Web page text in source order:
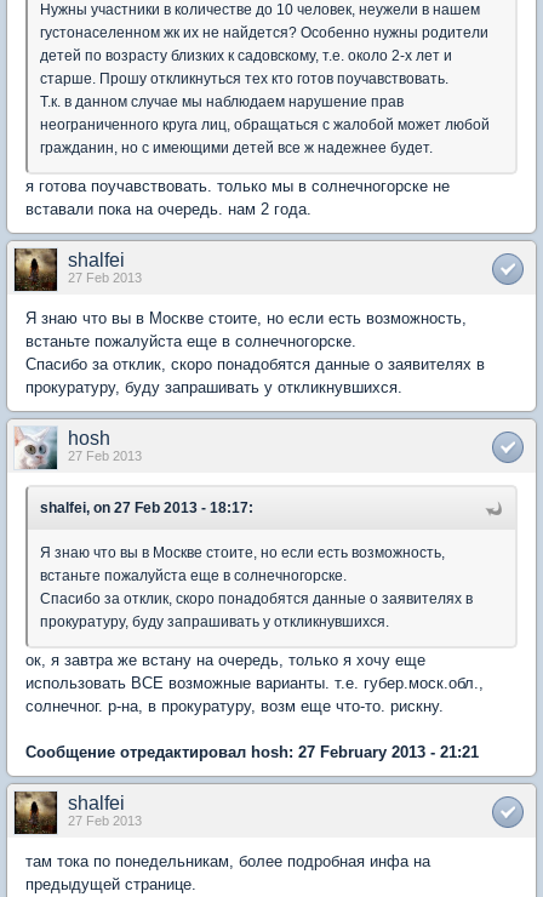
Нужны участники в количестве до 10 человек, неужели в нашем
густонаселенном жк их не найдется? Особенно нужны родители
детей по возрасту близких к садовскому, т.е. около 2-х лет и
старше. Прошу откликнуться тех кто готов поучавствовать.
Т.к. в данном случае мы наблюдаем нарушение прав
неограниченного круга лиц, обращаться с жалобой может любой
гражданин, но с имеющими детей все ж надежнее будет.
я готова поучавствовать. только мы в солнечногорске не
вставали пока на очередь. нам 2 года.
shalfei
27 Feb 2013
Я знаю что вы в Москве стоите, но если есть возможность,
встаньте пожалуйста еще в солнечногорске.
Спасибо за отклик, скоро понадобятся данные о заявителях в
прокуратуру, буду запрашивать у откликнувшихся.
hosh
27 Feb 2013
shalfei, on 27 Feb 2013 - 18:17:
Я знаю что вы в Москве стоите, но если есть возможность,
встаньте пожалуйста еще в солнечногорске.
Спасибо за отклик, скоро понадобятся данные о заявителях в
прокуратуру, буду запрашивать у откликнувшихся.
ок, я завтра же встану на очередь, только я хочу еще
использовать ВСЕ возможные варианты. т.е. губер.моск.обл.,
солнечног. р-на, в прокуратуру, возм еще что-то. рискну.
Сообщение отредактировал hosh: 27 February 2013 - 21:21
shalfei
27 Feb 2013
там тока по понедельникам, более подробная инфа на
предыдущей странице.